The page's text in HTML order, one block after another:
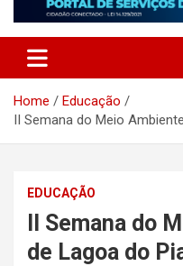
PIAUÍ
Home
Educação
II Semana do Meio
EDUCAÇÃO
II Semana do
de Lagoa do